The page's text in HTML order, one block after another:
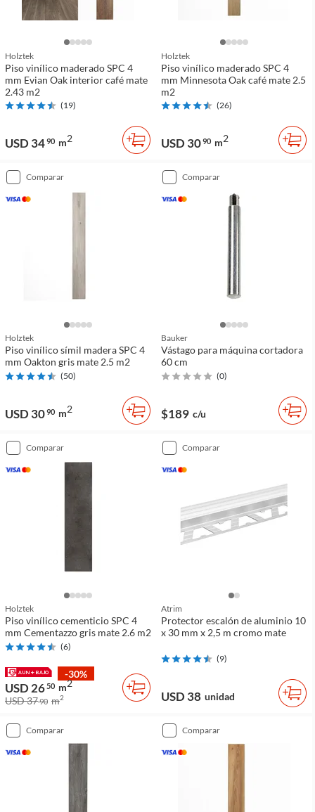
Holztek
Piso vinílico maderado SPC 4
mm Evian Oak interior café mate
2.43 m2
(19)
USD 3490 m2
Holztek
Piso vinílico maderado SPC 4
mm Minnesota Oak café mate 2.5
m2
(26)
USD 3090 m2
comparar
Holztek
Piso vinílico símil madera SPC 4
mm Oakton gris mate 2.5 m2
(50)
USD 3090 m2
comparar
Bauker
Vástago para máquina cortadora
60 cm
(0)
$189 c/u
comparar
Holztek
Piso vinílico cementicio SPC 4
mm Cementazzo gris mate 2.6 m2
(6)
-30%
USD 2650 m2
USD 3790 m2
comparar
Atrim
Protector escalón de aluminio 10
x 30 mm x 2,5 m cromo mate
(9)
USD 38 unidad
comparar comparar